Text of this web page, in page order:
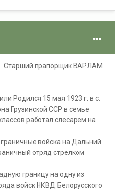
ВАРЛАМ
Родился 15 мая 1923 г. в с.
Грузинской ССР в семье
работал слесарем на
войска на Дальний
отряд стрелком
границу на одну из
войск НКВД Белорусского